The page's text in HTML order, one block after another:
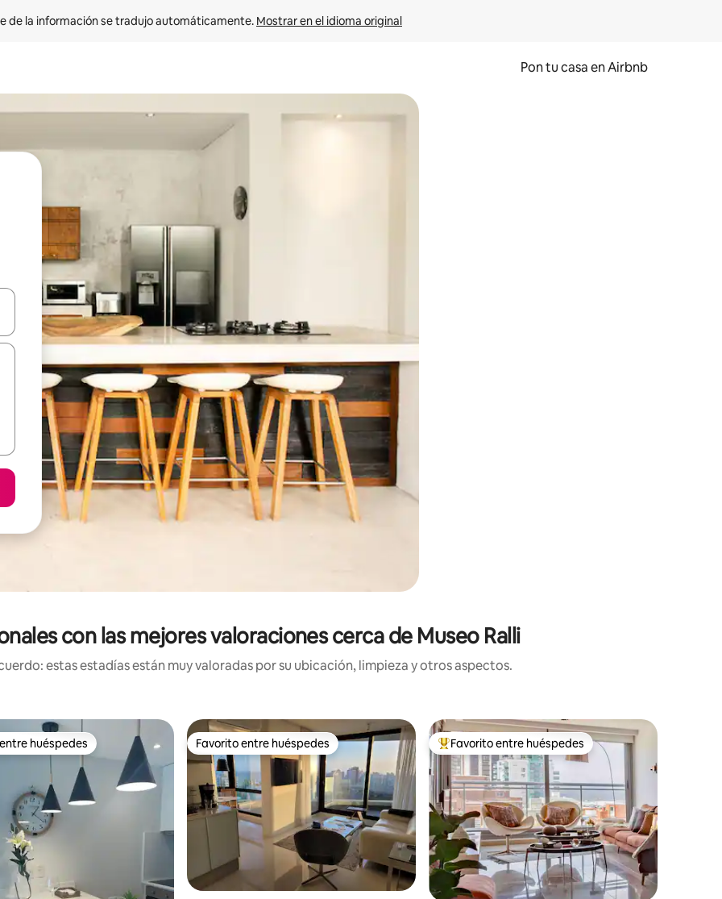
de la información se tradujo automáticamente. Mostrar en el idioma original
Pon tu casa en Airbnb
las teclas de flecha hacia arriba y hacia abajo o explora con el tacto o desliza el dedo.
con las mejores valoraciones cerca de Museo Ralli
estas estadías están muy valoradas por su ubicación, limpieza y otros aspectos.
huéspedes
huéspedes Favorito entre huéspedes
Favorito entre huéspedes Favorito entre huéspedes preferido
Favorito entre huéspedes